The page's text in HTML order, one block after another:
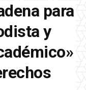
para
y